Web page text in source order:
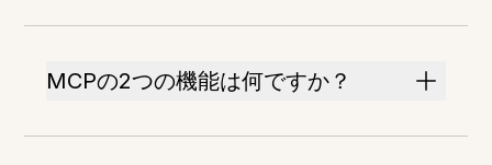
MCPの2つの機能は何ですか？